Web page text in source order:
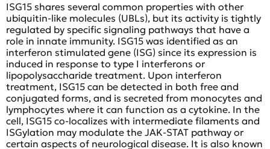
ISG15 shares several common properties with other
ubiquitin-like molecules (UBLs), but its activity is tightly
regulated by specific signaling pathways that have a
role in innate immunity. ISG15 was identified as an
interferon stimulated gene (ISG) since its expression is
induced in response to type I interferons or
lipopolysaccharide treatment. Upon interferon
treatment, ISG15 can be detected in both free and
conjugated forms, and is secreted from monocytes and
lymphocytes where it can function as a cytokine. In the
cell, ISG15 co-localizes with intermediate filaments and
ISGylation may modulate the JAK-STAT pathway or
certain aspects of neurological disease. It is also known